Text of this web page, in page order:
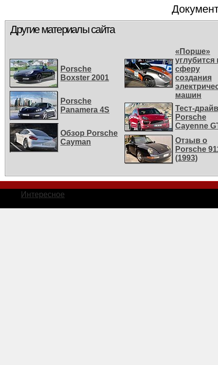
Другие материалы сайта
Porsche
Boxster 2001
Porsche
Panamera 4S
Обзор Porsche
Cayman
«Порше»
углубится
сферу
создания
машин
Тест-драйв
Porsche
Cayenne
Отзыв о
Porsche
(1993)
Интересное